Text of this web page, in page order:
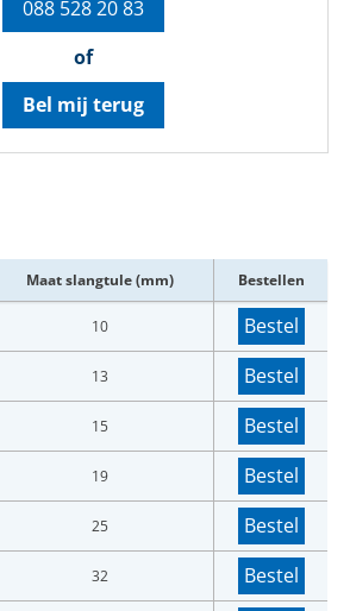
088 528 20 83
of
Bel mij terug
Maat slangtule (mm) Bestellen
10 Bestel
13 Bestel
15 Bestel
19 Bestel
25 Bestel
32 Bestel